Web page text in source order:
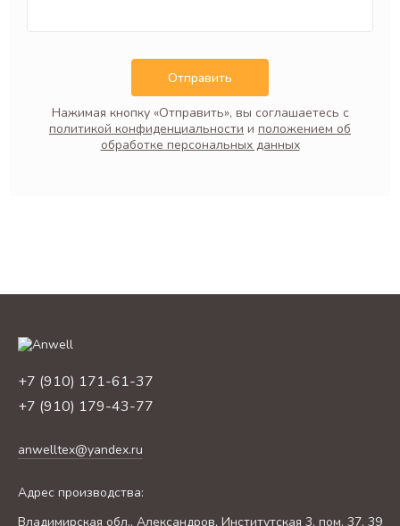
Нажимая кнопку «Отправить», вы соглашаетесь с
политикой конфиденциальности и положением об
обработке персональных данных
Отправить
+7 (910) 171-61-37
+7 (910) 179-43-77
anwelltex@yandex.ru
Адрес производства:
Владимирская обл., Александров, Институтская 3, пом. 37, 39